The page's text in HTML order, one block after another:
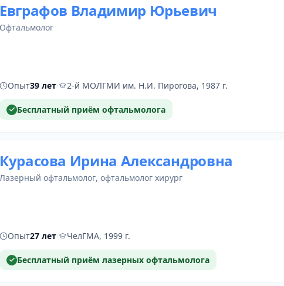
Евграфов Владимир Юрьевич
офтальмолог
Опыт39 лет· 2-й МОЛГМИ им. Н.И. Пирогова, 1987 г.
Бесплатный приём офтальмолога
Курасова Ирина Александровна
лазерный офтальмолог, офтальмолог хирург
Опыт27 лет· ЧелГМА, 1999 г.
Бесплатный приём лазерных офтальмолога